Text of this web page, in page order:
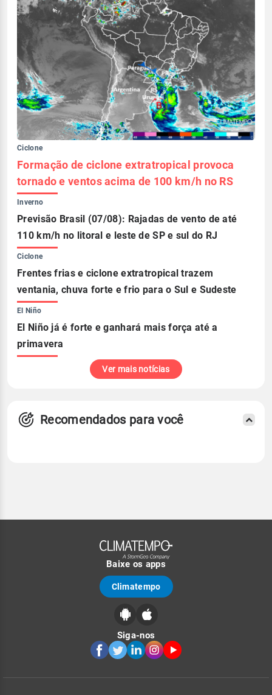
Ciclone
Formação de ciclone extratropical provoca
tornado e ventos acima de 100 km/h no RS
Inverno
Previsão Brasil (07/08): Rajadas de vento de até
110 km/h no litoral e leste de SP e sul do RJ
Ciclone
Frentes frias e ciclone extratropical trazem
ventania, chuva forte e frio para o Sul e Sudeste
El Niño
El Niño já é forte e ganhará mais força até a
primavera
Ver mais notícias
Recomendados para você
Baixe os apps
Climatempo
Siga-nos